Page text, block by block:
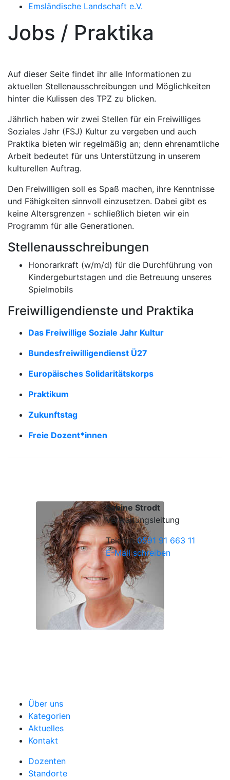
Emsländische Landschaft e.V.
Jobs / Praktika
Auf dieser Seite findet ihr alle Informationen zu
aktuellen Stellenausschreibungen und Möglichkeiten
hinter die Kulissen des TPZ zu blicken.
Jährlich haben wir zwei Stellen für ein Freiwilliges
Soziales Jahr (FSJ) Kultur zu vergeben und auch
Praktika bieten wir regelmäßig an; denn ehrenamtliche
Arbeit bedeutet für uns Unterstützung in unserem
kulturellen Auftrag.
Den Freiwilligen soll es Spaß machen, ihre Kenntnisse
und Fähigkeiten sinnvoll einzusetzen. Dabei gibt es
keine Altersgrenzen - schließlich bieten wir ein
Programm für alle Generationen.
Stellenausschreibungen
Honorarkraft (w/m/d) für die Durchführung von
Kindergeburtstagen und die Betreuung unseres
Spielmobils
Freiwilligendienste und Praktika
Das Freiwillige Soziale Jahr Kultur
Bundesfreiwilligendienst Ü27
Europäisches Solidaritätskorps
Praktikum
Zukunftstag
Freie Dozent*innen
Sabine Strodt
Verwaltungsleitung
Telefon0591 91 663 11
E-Mail schreiben
Über uns
Kategorien
Aktuelles
Kontakt
Dozenten
Standorte